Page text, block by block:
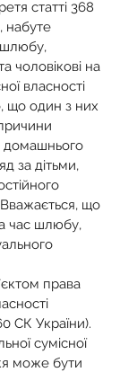
статті 368
набуте
чоловікові на
власності
що один з них
домашнього
за дітьми,
Вважається, що
час шлюбу,
права
СК України).
сумісної
може бути